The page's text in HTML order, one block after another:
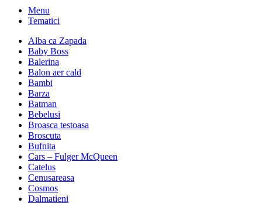
Menu
Tematici
Alba ca Zapada
Baby Boss
Balerina
Balon aer cald
Bambi
Barza
Batman
Bebelusi
Broasca testoasa
Broscuta
Bufnita
Cars – Fulger McQueen
Catelus
Cenusareasa
Cosmos
Dalmatieni